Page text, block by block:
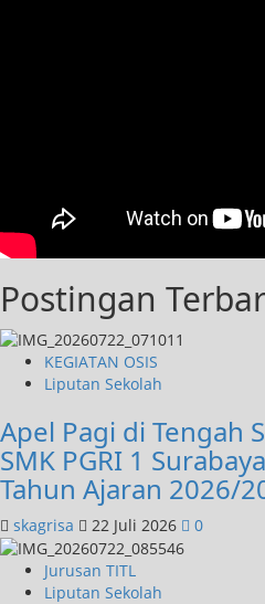
Postingan
KEGIATAN OSIS
Liputan Sekolah
Apel Pagi di Tengah
SMK PGRI 1
Tahun Ajaran 2026/
skagrisa 22 Juli 2026 0
Jurusan TITL
Liputan Sekolah